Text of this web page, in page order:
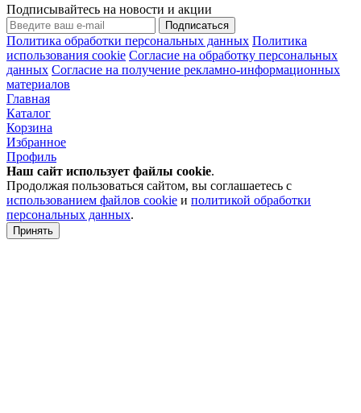
Подписывайтесь на новости и акции
Подписаться
Политика обработки персональных данных Политика
использования cookie Согласие на обработку персональных
данных Согласие на получение рекламно-информационных
материалов
Главная
Каталог
Корзина
Избранное
Профиль
Наш сайт использует файлы cookie.
Продолжая пользоваться сайтом, вы соглашаетесь с
использованием файлов cookie и политикой обработки
персональных данных.
Принять